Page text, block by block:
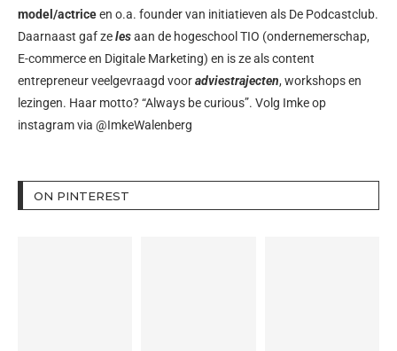
model/actriceen o.a. founder van initiatieven als De Podcastclub.
Daarnaast gaf zelesaan de hogeschool TIO (ondernemerschap,
E-commerce en Digitale Marketing) en is ze als content
entrepreneur veelgevraagd vooradviestrajecten, workshops en
lezingen. Haar motto? “Always be curious”. Volg Imke op
instagram via @ImkeWalenberg
ON PINTEREST